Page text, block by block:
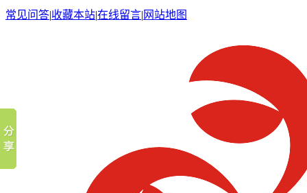
常见问答|收藏本站|在线留言| 网站地图